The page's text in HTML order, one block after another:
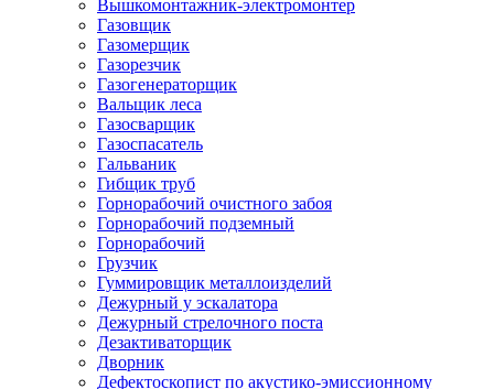
Вышкомонтажник-электромонтер
Газовщик
Газомерщик
Газорезчик
Газогенераторщик
Вальщик леса
Газосварщик
Газоспасатель
Гальваник
Гибщик труб
Горнорабочий очистного забоя
Горнорабочий подземный
Горнорабочий
Грузчик
Гуммировщик металлоизделий
Дежурный у эскалатора
Дежурный стрелочного поста
Дезактиваторщик
Дворник
Дефектоскопист по акустико-эмиссионному